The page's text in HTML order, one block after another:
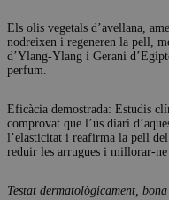
Els olis vegetals d’avellana,
nodreixen i regeneren la pell,
d’Ylang-Ylang i Gerani
perfum.
Eficàcia demostrada: Estudis
comprovat que l’ús diari
l’elasticitat i reafirma la pell
reduir les arrugues i millorar-ne
Testat dermatològicament,